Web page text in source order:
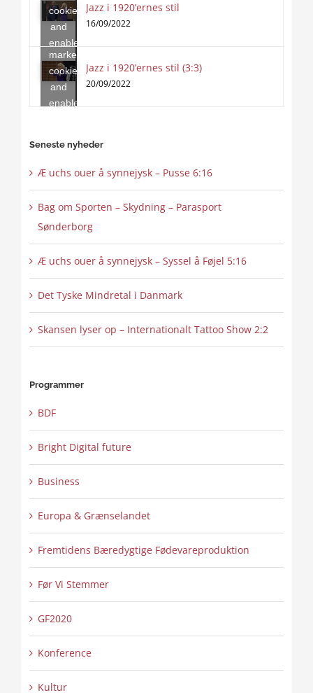
cookies
and
enable
this
content
Jazz i 1920’ernes stil
16/09/2022
Click
to
accept
marketing
cookies
and
enable
Jazz i 1920’ernes stil (3:3)
20/09/2022
Seneste nyheder
Æ uchs ouer å synnejysk – Pusse 6:16
Bag om Sporten – Skydning – Parasport
Sønderborg
Æ uchs ouer å synnejysk – Syssel å Føjel 5:16
Det Tyske Mindretal i Danmark
Skansen lyser op – Internationalt Tattoo Show 2:2
Programmer
BDF
Bright Digital future
Business
Europa & Grænselandet
Fremtidens Bæredygtige Fødevareproduktion
Før Vi Stemmer
GF2020
Konference
Kultur